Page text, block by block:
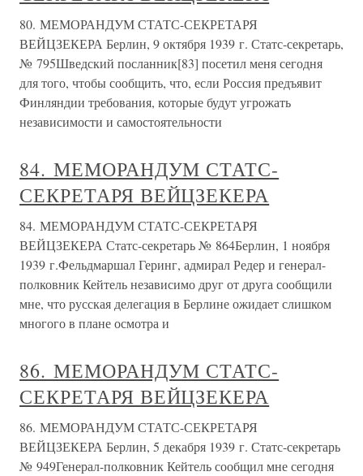
80. МЕМОРАНДУМ СТАТС-СЕКРЕТАРЯ
ВЕЙЦЗЕКЕРА Берлин, 9 октября 1939 г. Статс-секретарь,
№ 795Шведский посланник[83] посетил меня сегодня
для того, чтобы сообщить, что, если Россия предъявит
Финляндии требования, которые будут угрожать
независимости и самостоятельности
84. МЕМОРАНДУМ СТАТС-
СЕКРЕТАРЯ ВЕЙЦЗЕКЕРА
84. МЕМОРАНДУМ СТАТС-СЕКРЕТАРЯ
ВЕЙЦЗЕКЕРА Статс-секретарь № 864Берлин, 1 ноября
1939 г.Фельдмаршал Геринг, адмирал Редер и генерал-
полковник Кейтель независимо друг от друга сообщили
мне, что русская делегация в Берлине ожидает слишком
многого в плане осмотра и
86. МЕМОРАНДУМ СТАТС-
СЕКРЕТАРЯ ВЕЙЦЗЕКЕРА
86. МЕМОРАНДУМ СТАТС-СЕКРЕТАРЯ
ВЕЙЦЗЕКЕРА Берлин, 5 декабря 1939 г. Статс-секретарь
№ 949Генерал-полковник Кейтель сообщил мне сегодня